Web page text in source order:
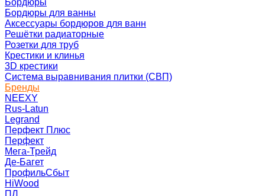
Бордюры
Бордюры для ванны
Аксессуары бордюров для ванн
Решётки радиаторные
Розетки для труб
Крестики и клинья
3D крестики
Система выравнивания плитки (СВП)
Бренды
NEEXY
Rus-Latun
Legrand
Перфект Плюс
Перфект
Мега-Трейд
Де-Багет
ПрофильСбыт
HiWood